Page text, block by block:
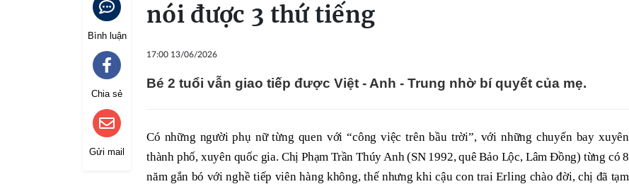
Bình luận
Chia sẻ
Gửi mail
nói được 3 thứ tiếng
17:00 13/06/2026
Bé 2 tuổi vẫn giao tiếp được Việt - Anh - Trung nhờ bí quyết của mẹ.
Có những người phụ nữ từng quen với “công việc trên bầu trời”, với những chuyến bay xuyên
thành phố, xuyên quốc gia. Chị Phạm Trần Thúy Anh (SN 1992, quê Bảo Lộc, Lâm Đồng) từng có 8
năm gắn bó với nghề tiếp viên hàng không, thế nhưng khi cậu con trai Erling chào đời, chị đã tạm